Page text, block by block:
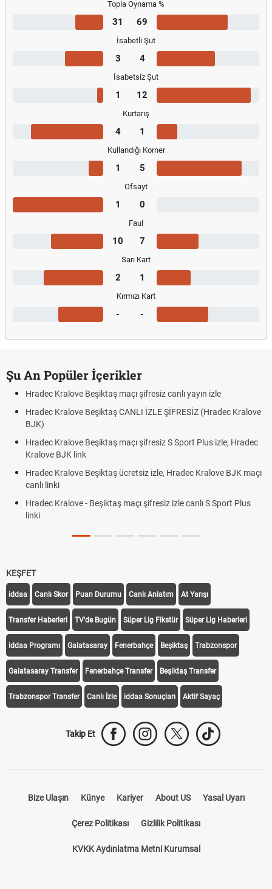
Topla Oynama %
31 69
İsabetli Şut
3 4
İsabetsiz Şut
1 12
Kurtarış
4 1
Kullandığı Korner
1 5
Ofsayt
1 0
Faul
10 7
Sarı Kart
2 1
Kırmızı Kart
- -
Şu An Popüler İçerikler
Hradec Kralove Beşiktaş maçı şifresiz canlı yayın izle
Hradec Kralove Beşiktaş CANLI İZLE ŞİFRESİZ (Hradec Kralove
BJK)
Hradec Kralove Beşiktaş maçı şifresiz S Sport Plus izle, Hradec
Kralove BJK link
Hradec Kralove Beşiktaş ücretsiz izle, Hradec Kralove BJK maçı
canlı linki
Hradec Kralove - Beşiktaş maçı şifresiz izle canlı S Sport Plus
linki
KEŞFET
iddaa Canlı Skor Puan Durumu Canlı Anlatım At Yarışı
Transfer Haberleri TV'de Bugün Süper Lig Fikstür Süper Lig Haberleri
iddaa Programı Galatasaray Fenerbahçe Beşiktaş Trabzonspor
Galatasaray Transfer Fenerbahçe Transfer Beşiktaş Transfer
Trabzonspor Transfer Canlı İzle iddaa Sonuçları Aktif Sayaç
Takip Et
Bize Ulaşın Künye Kariyer About US Yasal Uyarı
Çerez Politikası Gizlilik Politikası
KVKK Aydınlatma Metni Kurumsal